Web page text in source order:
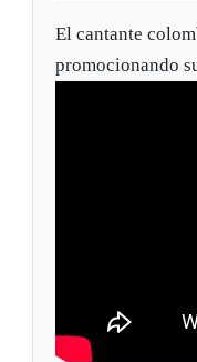
El cantante
promocionando